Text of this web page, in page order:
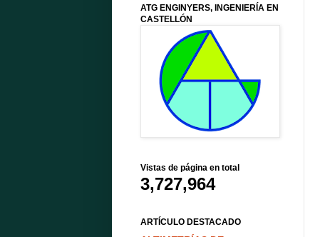
ATG ENGINYERS, INGENIERÍA EN
CASTELLÓN
Vistas de página en total
3,727,964
ARTÍCULO DESTACADO